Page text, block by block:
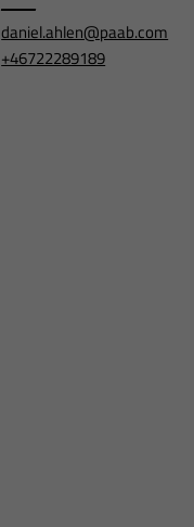
daniel.ahlen@paab.com
+46722289189